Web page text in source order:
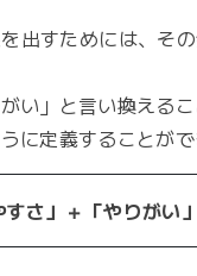
出すためには、そ
い」と言い換えるこ
に定義することがで
さ」＋「やりがい」